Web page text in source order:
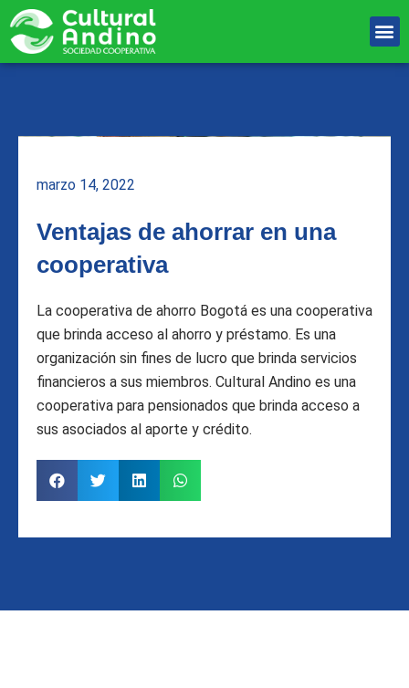
contenido
marzo 14, 2022
Ventajas de ahorrar en una
cooperativa
La cooperativa de ahorro Bogotá es una cooperativa
que brinda acceso al ahorro y préstamo. Es una
organización sin fines de lucro que brinda servicios
financieros a sus miembros. Cultural Andino es una
cooperativa para pensionados que brinda acceso a
sus asociados al aporte y crédito.